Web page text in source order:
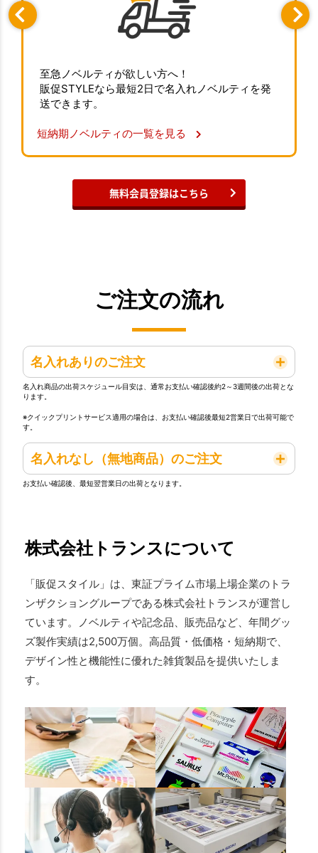
至急ノベルティが欲しい方へ！
販促STYLEなら最短2日で名入れノベルティを発
送できます。
短納期ノベルティの一覧を見る
無料会員登録はこちら
ご注文の流れ
名入れありのご注文
名入れ商品の出荷スケジュール目安は、通常お支払い確認後約2～3週間後の出荷とな
ります。
※クイックプリントサービス適用の場合は、お支払い確認後最短2営業日で出荷可能で
す。
名入れなし（無地商品）のご注文
お支払い確認後、最短翌営業日の出荷となります。
株式会社トランスについて
「販促スタイル」は、東証プライム市場上場企業のトラ
ンザクショングループである株式会社トランスが運営し
ています。ノベルティや記念品、販売品など、年間グッ
ズ製作実績は2,500万個。高品質・低価格・短納期で、
デザイン性と機能性に優れた雑貨製品を提供いたしま
す。